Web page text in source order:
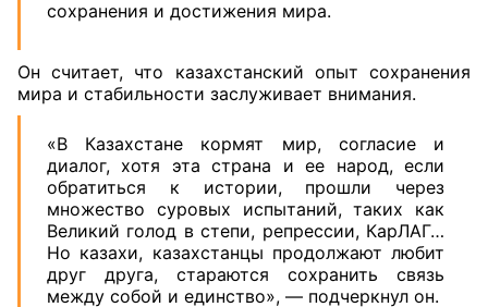
сохранения и достижения мира.
Он считает, что казахстанский опыт сохранения
мира и стабильности заслуживает внимания.
«В Казахстане кормят мир, согласие и
диалог, хотя эта страна и ее народ, если
обратиться к истории, прошли через
множество суровых испытаний, таких как
Великий голод в степи, репрессии, КарЛАГ…
Но казахи, казахстанцы продолжают любит
друг друга, стараются сохранить связь
между собой и единство», — подчеркнул он.